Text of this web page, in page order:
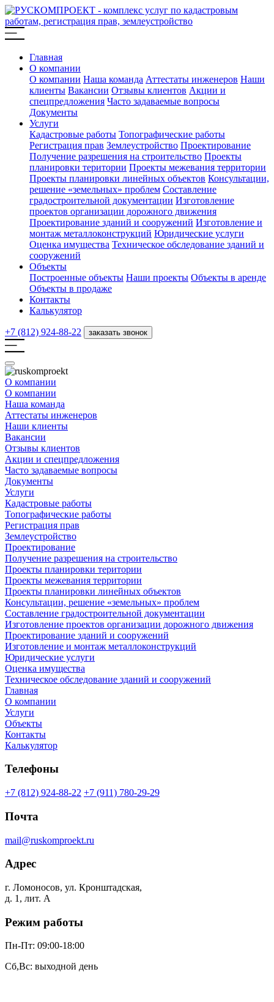
Главная
О компании
О компании Наша команда Аттестаты инженеров Наши
клиенты Вакансии Отзывы клиентов Акции и
спецпредложения Часто задаваемые вопросы
Документы
Услуги
Кадастровые работы Топографические работы
Регистрация прав Землеустройство Проектирование
Получение разрешения на строительство Проекты
планировки територии Проекты межевания территории
Проекты планировки линейных объектов Консультации,
решение «земельных» проблем Составление
градостроительной документации Изготовление
проектов организации дорожного движения
Проектирование зданий и сооружений Изготовление и
монтаж металлоконструкций Юридические услуги
Оценка имущества Техническое обследование зданий и
сооружений
Объекты
Построенные объекты Наши проекты Объекты в аренде
Объекты в продаже
Контакты
Калькулятор
+7 (812) 924-88-22 заказать звонок
О компании
О компании
Наша команда
Аттестаты инженеров
Наши клиенты
Вакансии
Отзывы клиентов
Акции и спецпредложения
Часто задаваемые вопросы
Документы
Услуги
Кадастровые работы
Топографические работы
Регистрация прав
Землеустройство
Проектирование
Получение разрешения на строительство
Проекты планировки територии
Проекты межевания территории
Проекты планировки линейных объектов
Консультации, решение «земельных» проблем
Составление градостроительной документации
Изготовление проектов организации дорожного движения
Проектирование зданий и сооружений
Изготовление и монтаж металлоконструкций
Юридические услуги
Оценка имущества
Техническое обследование зданий и сооружений
Главная
О компании
Услуги
Объекты
Контакты
Калькулятор
Телефоны
+7 (812) 924-88-22 +7 (911) 780-29-29
Почта
mail@ruskomproekt.ru
Адрес
г. Ломоносов, ул. Кронштадская,
д. 1, лит. А
Режим работы
Пн-Пт: 09:00-18:00
Сб,Вс: выходной день